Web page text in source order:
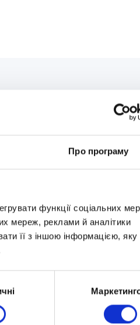
Про програму
функції соціальних
мереж, реклами й аналітики
її з іншою інформацією, яку
дитину під час
закладами